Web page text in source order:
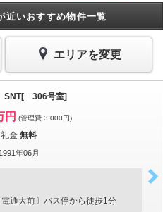
近いおすすめ物件一覧
エリアを変更
306号室]
円 (管理費 3,000円)
礼金 無料
1991年06月
通大前〕バス停から徒歩1分